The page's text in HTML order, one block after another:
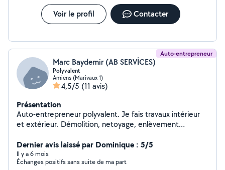
préparer, chargement et déchargement) - Gardiennage.
- Je fais aussi des courses avec ma voiture (Amiens vers
l'aéroport ou l'inverse, vers d'autres villes aussi !) -
personnes âgées, si besoin.
Voir le profil Contacter
Auto-entrepreneur
Marc Baydemir (AB SERVİCES)
Polyvalent
Amiens (Marivaux 1)
4,5/5 (11 avis)
Présentation
Auto-entrepreneur polyvalent. Je fais travaux intérieur
et extérieur. Démolition, netoyage, enlèvement
clôture. Montage meuble, cuisine, douche, carrelage,
parquet, isolation, placo, bandes, peinture, plomberie,
électricité. Travail soigné
Dernier avis laissé par Dominique : 5/5
Il y a 6 mois
Échanges positifs sans suite de ma part